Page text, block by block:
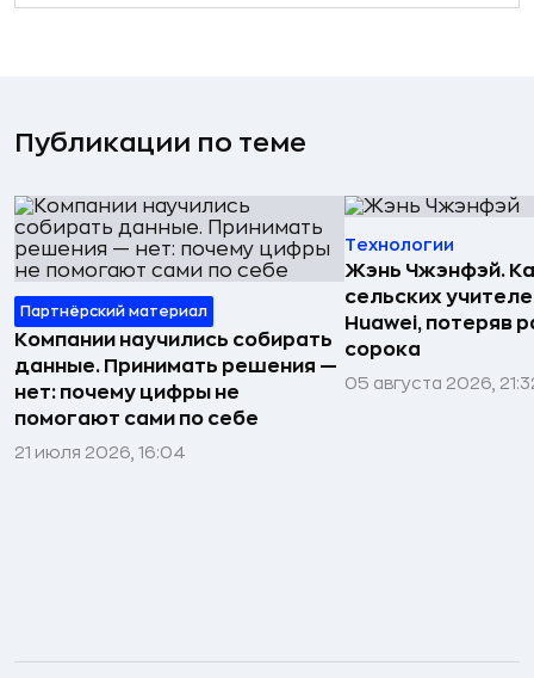
Публикации по теме
Партнёрский материал
Компании научились собирать
данные. Принимать решения —
нет: почему цифры не
помогают сами по себе
21 июля 2026, 16:04
Технологии
Жэнь Чжэнфэй.
сельских
Huawei, потеряв
сорока
05 августа 2026,